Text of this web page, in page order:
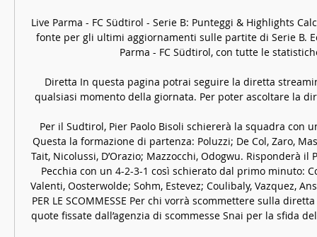
Live Parma - FC Südtirol - Serie B: Punteggi & Highlights
fonte per gli ultimi aggiornamenti sulle partite di Serie B.
Parma - FC Südtirol, con tutte le
Diretta In questa pagina potrai seguire la diretta
qualsiasi momento della giornata. Per poter ascoltare la
Per il Sudtirol, Pier Paolo Bisoli schiererà la squadra con
Questa la formazione di partenza: Poluzzi; De Col, Zaro,
Tait, Nicolussi, D’Orazio; Mazzocchi, Odogwu. Risponderà il
Pecchia con un 4-2-3-1 così schierato dal primo minuto:
Valenti, Oosterwolde; Sohm, Estevez; Coulibaly, Vazquez,
PER LE SCOMMESSE Per chi vorrà scommettere sulla
quote fissate dall’agenzia di scommesse Snai per la sfida